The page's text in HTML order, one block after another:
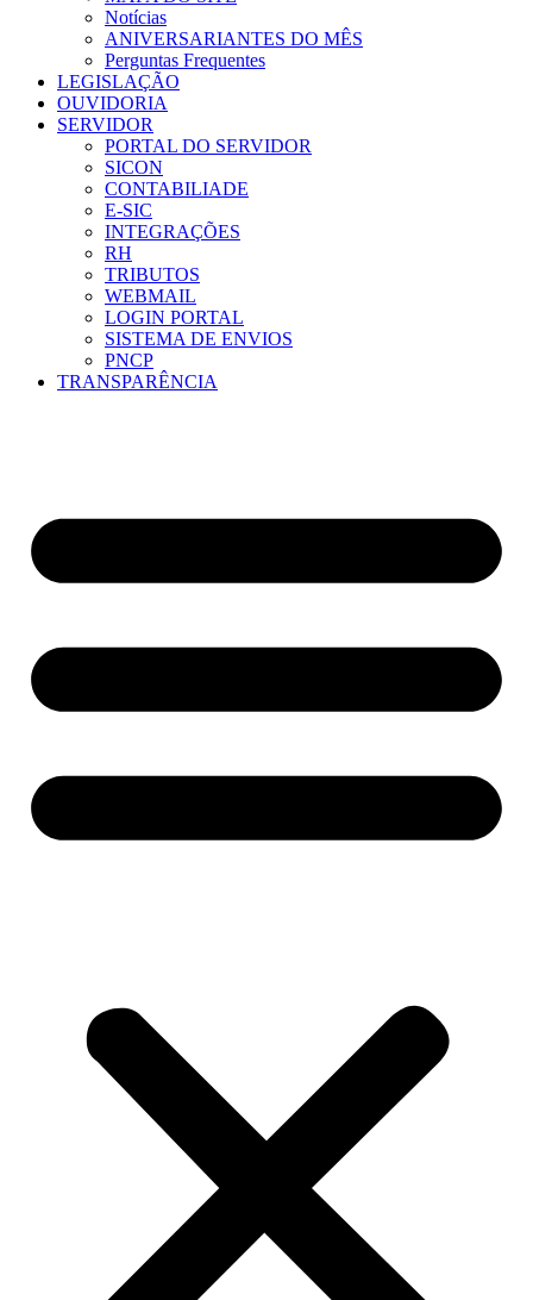
Notícias
ANIVERSARIANTES DO MÊS
Perguntas Frequentes
LEGISLAÇÃO
OUVIDORIA
SERVIDOR
PORTAL DO SERVIDOR
SICON
CONTABILIADE
E-SIC
INTEGRAÇÕES
RH
TRIBUTOS
WEBMAIL
LOGIN PORTAL
SISTEMA DE ENVIOS
PNCP
TRANSPARÊNCIA